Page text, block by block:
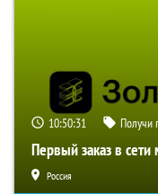
10:50:30 Получи
Первый заказ в сети
Россия